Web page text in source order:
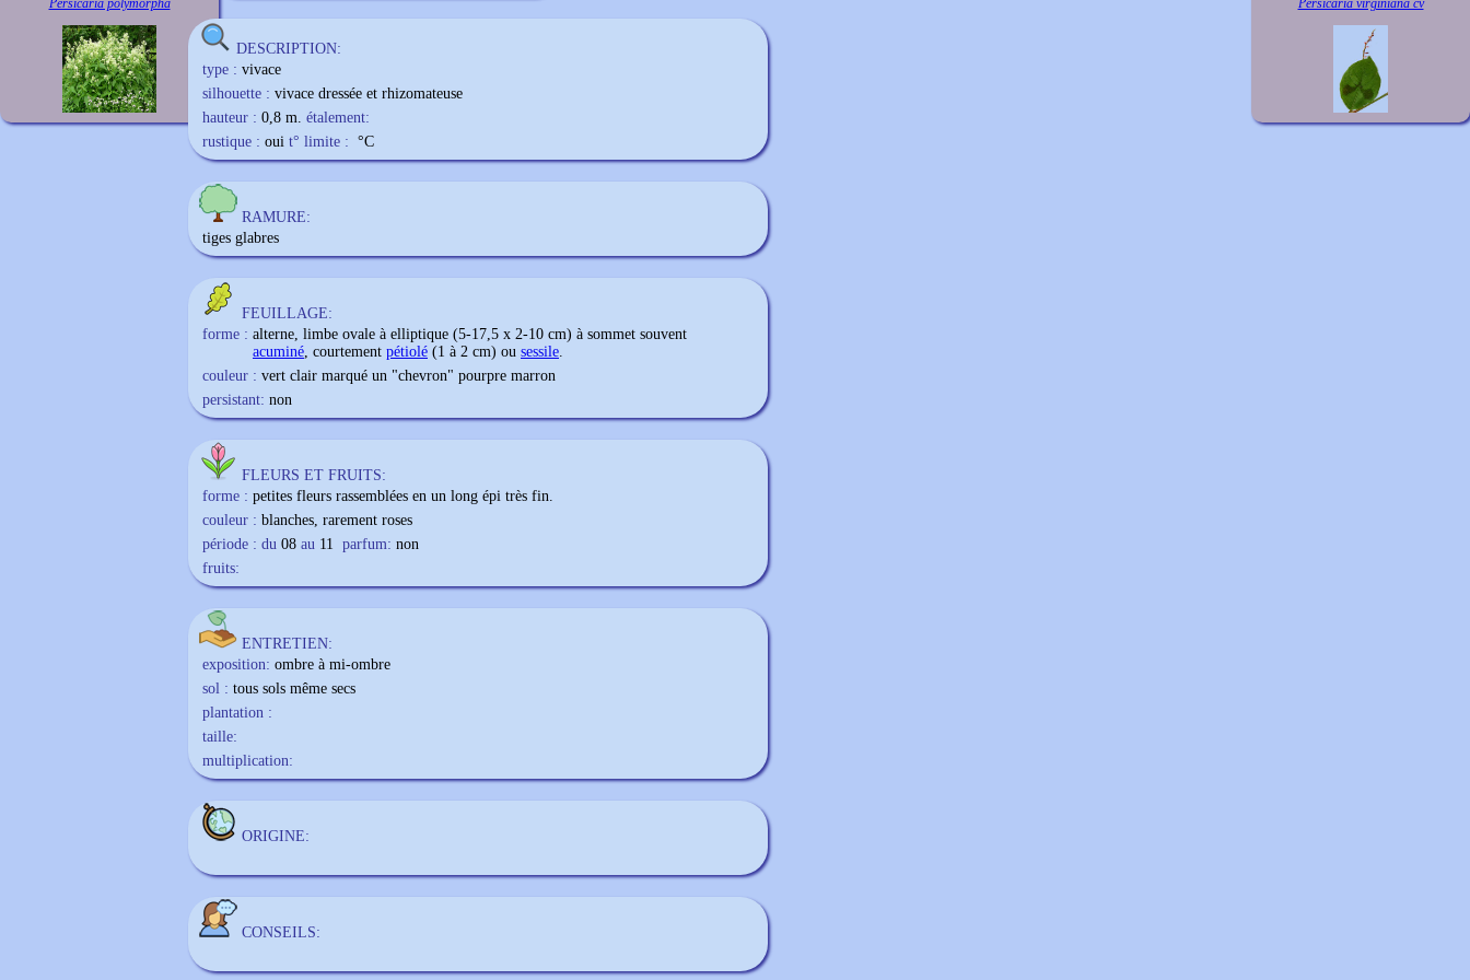
Persicaria polymorpha Persicaria virginiana cv
DESCRIPTION:
type : vivace
silhouette : vivace dressée et rhizomateuse
hauteur : 0,8 m. étalement:
rustique : oui t° limite : °C
RAMURE:
tiges glabres
FEUILLAGE:
forme : alterne, limbe ovale à elliptique (5-17,5 x 2-10 cm) à sommet souvent
acuminé, courtement pétiolé (1 à 2 cm) ou sessile.
couleur : vert clair marqué un "chevron" pourpre marron
persistant: non
FLEURS ET FRUITS:
forme : petites fleurs rassemblées en un long épi très fin.
couleur : blanches, rarement roses
période : du 08 au 11 parfum: non
fruits:
ENTRETIEN:
exposition: ombre à mi-ombre
sol : tous sols même secs
plantation :
taille:
multiplication:
ORIGINE:
CONSEILS: